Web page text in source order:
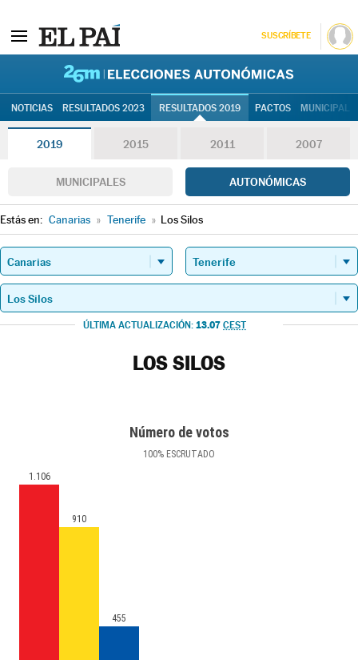
SUSCRÍBETE
NOTICIAS RESULTADOS 2023 RESULTADOS 2019 PACTOS
2019 2015 2011 2007
MUNICIPALES AUTONÓMICAS
Estás en: Canarias » Tenerife » Los Silos
ÚLTIMA ACTUALIZACIÓN: 13.07 CEST
LOS SILOS
Número de votos
100% ESCRUTADO
1.106
910
455